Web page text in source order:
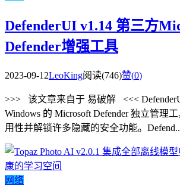
DefenderUI v1.14 第三方
Defender增强工具
2023-09-12LeoKing阅读(746)赞(0)
>>> 该文章来自于 易破解 <<<
Windows 的 Microsoft Defender 独立管理
用性并解锁许多隐藏的安全功能。
网络